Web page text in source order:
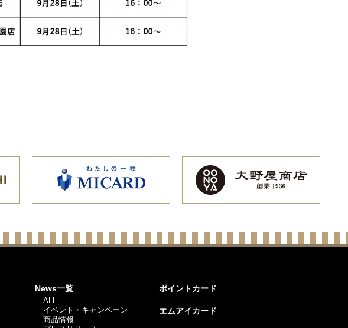
News一覧
ALL
イベント・キャンペーン
商品情報
ポイントカード
エムアイカード